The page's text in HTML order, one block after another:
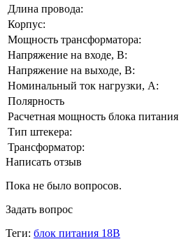
Длина провода:
Корпус:
Мощность трансформатора:
Напряжение на входе, В:
Напряжение на выходе, В:
Номинальный ток нагрузки, А:
Полярность
Расчетная мощность блока
Тип штекера:
Трансформатор:
Написать отзыв
Пока не было вопросов.
Задать вопрос
Теги: блок питания 18В